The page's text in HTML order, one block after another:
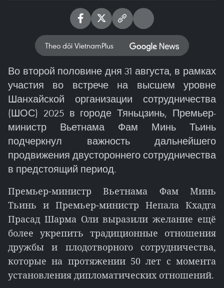
Theo dõi VietnamPlus
Во второй половине дня 31 августа, в рамках
участия во встрече на высшем уровне
Шанхайской организации сотрудничества
(ШОС) 2025 в городе Тяньцзинь, Премьер-
министр Вьетнама Фам Минь Тьинь
подчеркнул важность дальнейшего
продвижения двустороннего сотрудничества
в предстоящий период.
Премьер-министр Вьетнама Фам Минь
Тьинь и Премьер-министр Непала Кхадга
Прасад Шарма Оли выразили желание ещё
более укрепить традиционные отношения
дружбы и плодотворного сотрудничества,
которые на протяжении 50 лет с момента
установления дипломатических отношений.